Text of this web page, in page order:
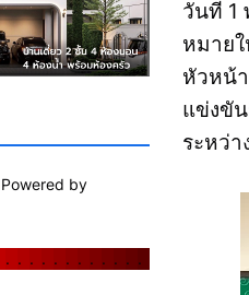
วันที่ 1
หมาย
หัวหน้
แข่งขั
ระหว่
Powered by
. . . . . . . . . . . .